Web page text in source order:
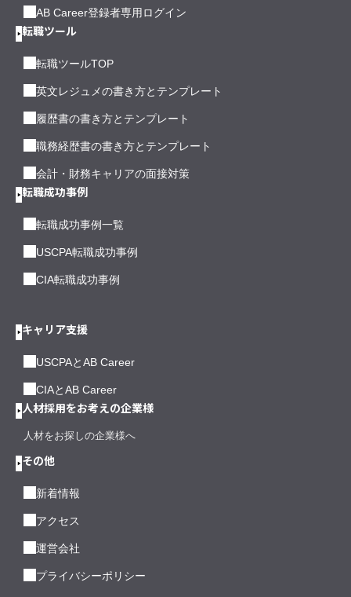
AB Career登録者専用ログイン
転職ツール
転職ツールTOP
英文レジュメの書き方とテンプレート
履歴書の書き方とテンプレート
職務経歴書の書き方とテンプレート
会計・財務キャリアの面接対策
転職成功事例
転職成功事例一覧
USCPA転職成功事例
CIA転職成功事例
キャリア支援
USCPAとAB Career
CIAとAB Career
人材採用をお考えの企業様
人材をお探しの企業様へ
その他
新着情報
アクセス
運営会社
プライバシーポリシー